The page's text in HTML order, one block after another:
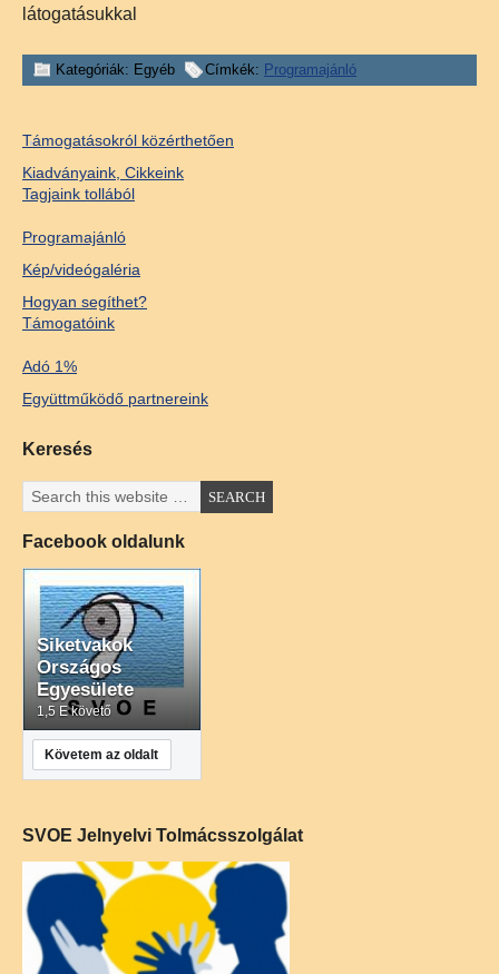
látogatásukkal
Kategóriák: Egyéb Címkék: Programajánló
Támogatásokról közérthetően
Kiadványaink, Cikkeink
Tagjaink tollából
Programajánló
Kép/videógaléria
Hogyan segíthet?
Támogatóink
Adó 1%
Együttműködő partnereink
Keresés
Facebook oldalunk
Siketvakok
Országos
Egyesülete
1,5 E követő
Követem az oldalt
SVOE Jelnyelvi Tolmácsszolgálat